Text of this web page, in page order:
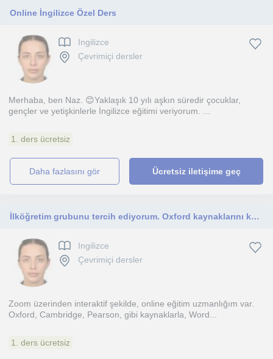
Online İngilizce Özel Ders
Ingilizce
Çevrimiçi dersler
Merhaba, ben Naz. 😊Yaklaşık 10 yılı aşkın süredir çocuklar,
gençler ve yetişkinlerle İngilizce eğitimi veriyorum. ...
1. ders ücretsiz
daha fazlasını gör Ücretsiz iletişime geç
İlköğretim grubunu tercih ediyorum. Oxford kaynaklarını kullanıyorum. Zoom üzerinden interaktif dersler veriyorum.
Ingilizce
Çevrimiçi dersler
Zoom üzerinden interaktif şekilde, online eğitim uzmanlığım var.
Oxford, Cambridge, Pearson, gibi kaynaklarla, Word...
1. ders ücretsiz